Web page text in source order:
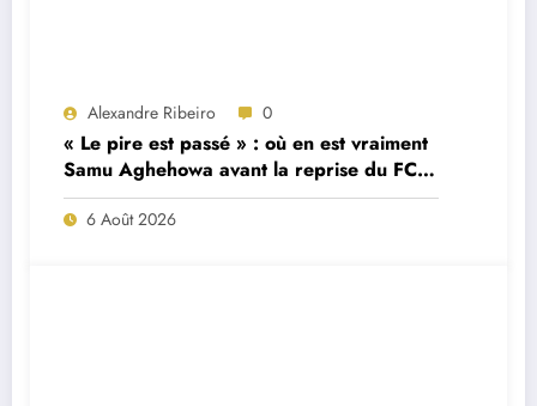
Alexandre Ribeiro 0
« Le pire est passé » : où en est vraiment
Samu Aghehowa avant la reprise du FC
Porto ?
6 Août 2026